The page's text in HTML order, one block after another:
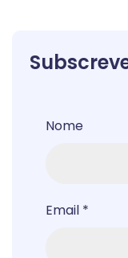
Nome
Email *